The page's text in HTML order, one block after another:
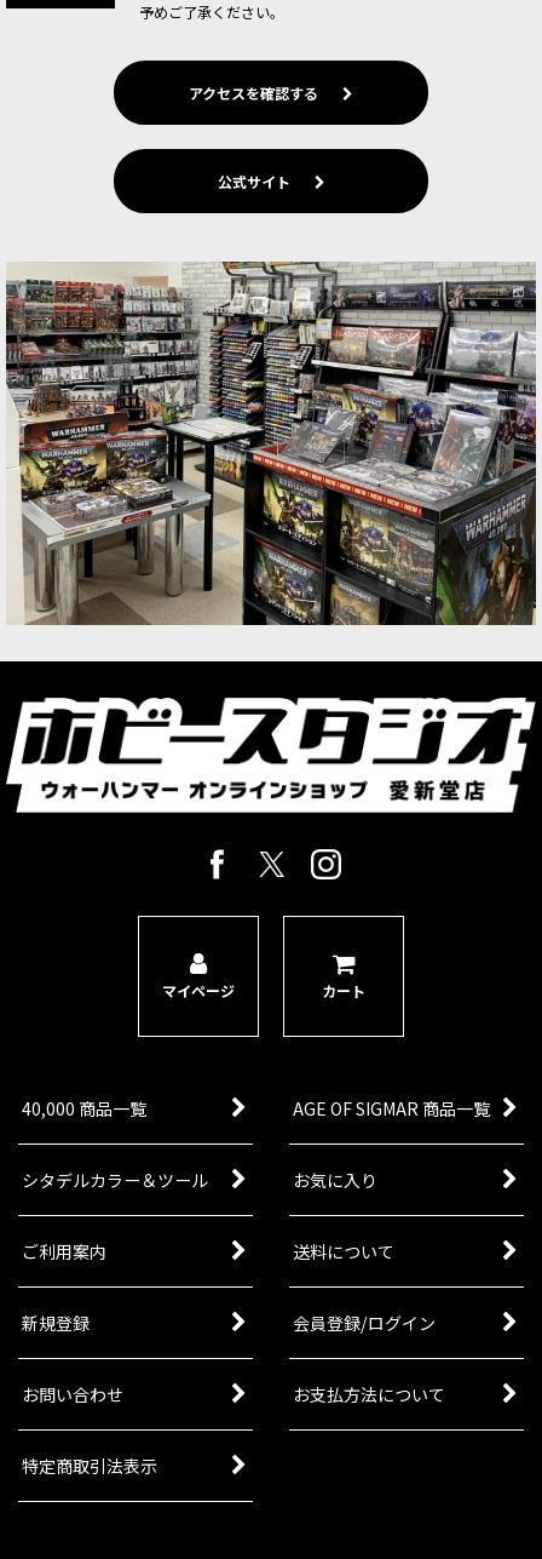
予めご了承ください。
アクセスを確認する
公式サイト
マイページ カート
40,000 商品一覧 AGE OF SIGMAR 商品一覧
シタデルカラー＆ツール お気に入り
ご利用案内 送料について
新規登録 会員登録/ログイン
お問い合わせ お支払方法について
特定商取引法表示